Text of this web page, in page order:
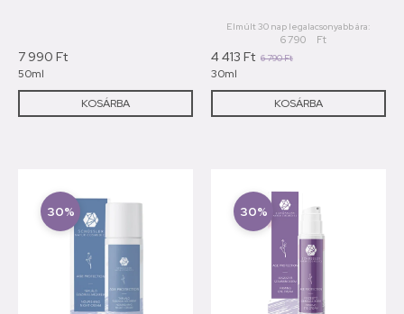
KOSÁRBA
7 990 Ft
50ml
KOSÁRBA
Elmúlt 30 nap legalacsonyabb ára:
6 790 Ft
6 790Ft
4 413 Ft
30ml
30% 30%